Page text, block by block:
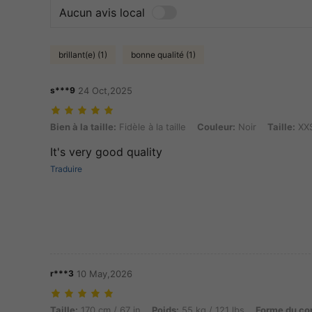
Aucun avis local
brillant(e) (1) bonne qualité (1)
s***9 24 Oct,2025
Bien à la taille: Fidèle à la taille, Couleur: Noir, Taille: XXS
Bien à la taille: Fidèle à la taille Couleur: Noir Taille:
It's very good quality
Traduire
r***3 10 May,2026
Taille: 170 cm / 67 in, Poids: 55 kg / 121 lbs, Forme du corps: